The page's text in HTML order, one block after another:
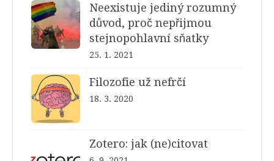
Neexistuje jediný rozumný
důvod, proč nepřijmou
stejnopohlavní sňatky
25. 1. 2021
Filozofie už nefrčí
18. 3. 2020
Zotero: jak (ne)citovat